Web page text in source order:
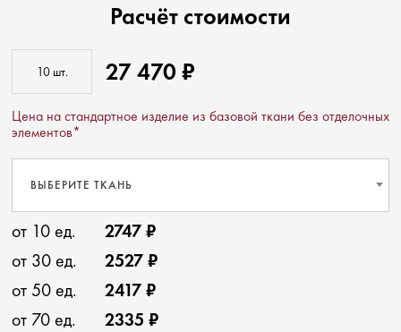
Расчёт стоимости
27 470 ₽
Цена на стандартное изделие из базовой ткани без отделочных
элементов*
ВЫБЕРИТЕ ТКАНЬ
от 10 ед.
2747 ₽
от 30 ед.
2527 ₽
от 50 ед.
2417 ₽
от 70 ед.
2335 ₽